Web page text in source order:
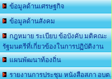
ข้อมูลด้านเศรษฐกิจ
ข้อมูลด้านสังคม
กฎหมาย ระเบียบ ข้อบังคับ มติคณะ
รัฐมนตรีที่เกี่ยวข้องในการปฏิบัติงาน
แผนพัฒนาท้องถิ่น
รายงานการประชุม หนังสือสภา อบต.